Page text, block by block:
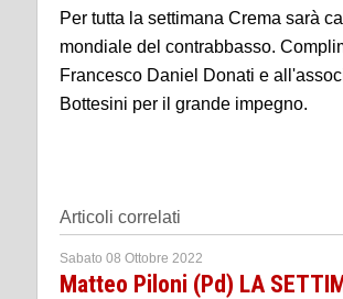
Per tutta la settimana Crema sarà
mondiale del contrabbasso.
Francesco Daniel Donati e
Bottesini per il grande impegno.
Articoli correlati
Sabato 08 Ottobre 2022
Matteo Piloni (Pd) LA